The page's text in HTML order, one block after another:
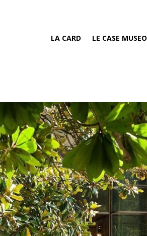
LA CARD LE CASE MUSEO